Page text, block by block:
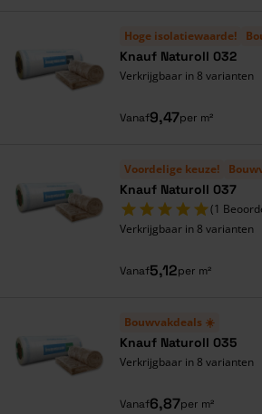
Hoge isolatiewaarde!
Knauf Naturoll 032
Verkrijgbaar in 8 varianten
Vanaf9,47per m²
Voordelige keuze!
Knauf Naturoll 037
(1
Verkrijgbaar in 8 varianten
Vanaf5,12per m²
Bouwvakdeals ☀️
Knauf Naturoll 035
Verkrijgbaar in 8 varianten
Vanaf6,87per m²